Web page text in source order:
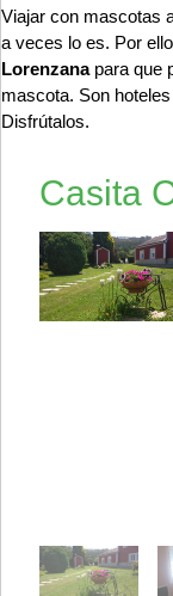
Viajar con mascotas
a veces lo es. Por
Lorenzanapara que
mascota. Son
Disfrútalos.
Casita